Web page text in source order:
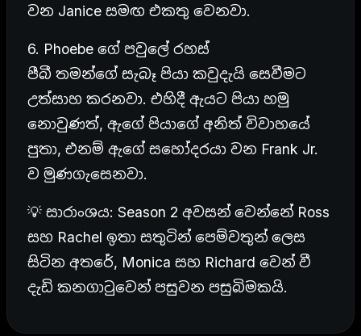
වන Janice සමඟ එකතු වෙනවා.
6. Phoebe ගේ පවුලේ රහස්
පීබී තමන්ගේ සැබෑ පියා කවුදැයි සෙවීමට
උත්සාහ කරනවා. එහිදී ඇයට පියා හමු
නොවුණත්, ඇගේ පියාගේ අනිත් විවාහයේ
පුතා, එනම් ඇගේ සහෝදරයා වන Frank Jr.
ව මුණගැසෙනවා.
💡 සාරාංශය: Season 2 අවසන් වෙන්නේ Ross
සහ Rachel ඉතා සතුටින් පෙම්වතුන් ලෙස
සිටින අතරේ, Monica සහ Richard වෙන් වී
දැඩි කනගාටුවෙන් පසුවන පසුබිමකයි.